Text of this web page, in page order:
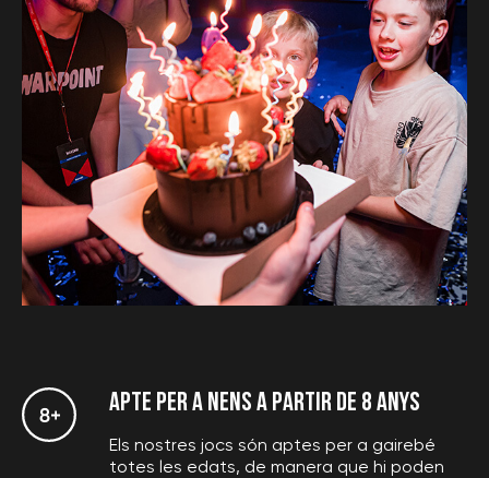
Apte per a nens a partir de 8 anys
Els nostres jocs són aptes per a gairebé
totes les edats, de manera que hi poden
Calcula el cost